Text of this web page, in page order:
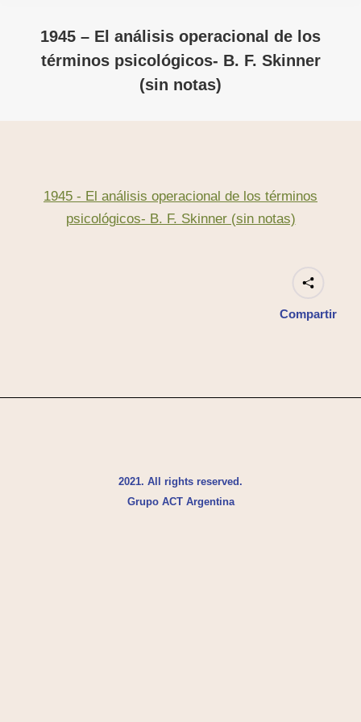
1945 – El análisis operacional de los
términos psicológicos- B. F. Skinner
(sin notas)
1945 - El análisis operacional de los términos
psicológicos- B. F. Skinner (sin notas)
Compartir
2021. All rights reserved.
Grupo ACT Argentina